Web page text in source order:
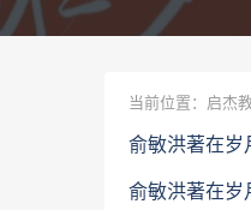
当前位置： 启杰
俞敏洪著在岁
俞敏洪著在岁